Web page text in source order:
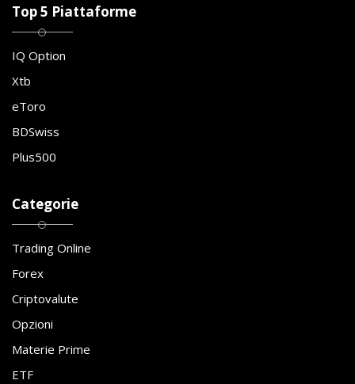
Top 5 Piattaforme
IQ Option
Xtb
eToro
BDSwiss
Plus500
Categorie
Trading Online
Forex
Criptovalute
Opzioni
Materie Prime
ETF